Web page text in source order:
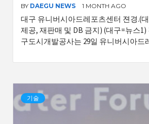
BY DAEGU NEWS 1 MONTH AGO
대구 유니버시아드레포츠센터 젼경.(
제공, 재판매 및 DB 금지) (대구=뉴스1)
구도시개발공사는 29일 유니버시아드
기술